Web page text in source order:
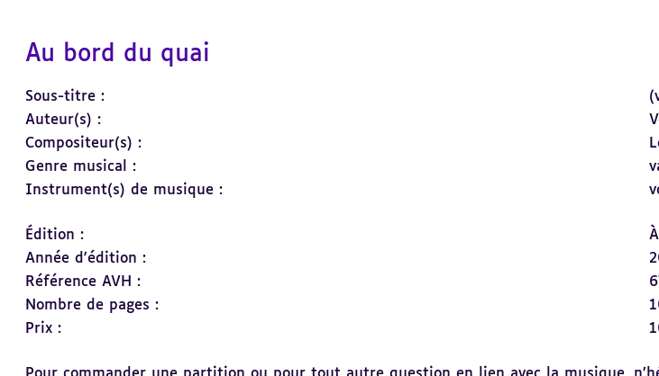
Au bord du quai
Sous-titre :
Auteur(s) :
Compositeur(s) :
Genre musical :
Instrument(s) de musique :
Édition :
Année d'édition :
Référence AVH :
Nombre de pages :
Prix :